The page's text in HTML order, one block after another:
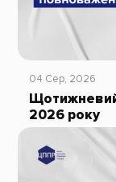
04 Сер, 2026
2026 року